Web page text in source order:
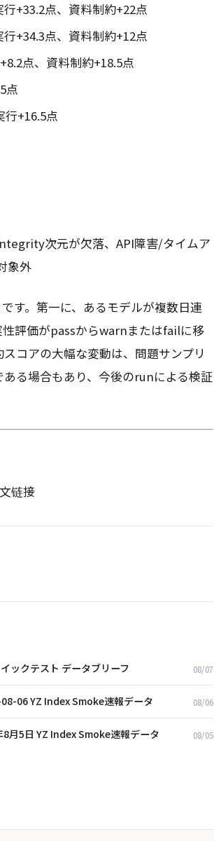
+33.2点、資料制約+22点
+34.3点、資料制約+12点
点、資料制約+18.5点
点
行+16.5点
次元が欠落、API障害/タイムア
象外
す。第一に、あるモデルが複数日連
評価がpassからwarnまたはfailに移
コアの大幅な変動は、問題サンプリ
る場合もあり、今後のrunによる検証
链接
ックテスト データブリーフ 08/07
06 YZ Index Smoke速報データ 08/06
月5日 YZ Index Smoke速報データ 08/05